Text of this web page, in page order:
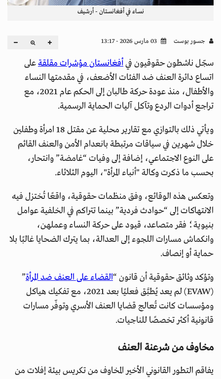
نساء في أفغانستان - أرشيف
جسور بوست
سجّل ناشطون حقوقيون فيأفغانستان مؤشرات مقلقةعلى
اتساع دائرة العنف ضد الفئات الأضعف، في مقدمتها النساء
والأطفال، منذ عودة حركة طالبان إلى الحكم عام 2021، مع
تراجع أدوات الردع وتآكل آليات الحماية الرسمية.
ويأتي ذلك بالتوازي مع تقارير محلية عن مقتل 18 امرأة وطفلين
خلال شهرين في سياقات مرتبطة بانعدام الأمن والعنف القائم
على النوع الاجتماعي، إضافة إلى وفيات “غامضة” وانتحار،
بحسب ما ذكرت وكالة "أنباء المرأة"، اليوم الثلاثاء.
وتعكس هذه الوقائع، وفق منظمات حقوقية، واقعًا تُختزل فيه
الانتهاكات إلى “حوادث فردية” بينما تتراكم في الخلفية عوامل
بنيوية؛ فقر متصاعد، قيود على حركة النساء وعملهن،
وانكماش مسارات اللجوء إلى العدالة، بما يترك الضحايا غالبًا بلا
حماية أو إنصاف.
وتؤكد وثائق حقوقية أن قانون “القضاء على العنف ضد المرأة”
(EVAW) لم يعد يُطبَّق فعليًا بعد 2021، مع تفكيك هياكل
ومؤسسات كانت تُعالج قضايا العنف الأسري وتوفّر مسارات
قانونية أكثر تخصصًا للناجيات.
مخاوف من شرعنة العنف
يفاقم التطور القانوني الأخير المخاوف من تكريس بيئة إفلات من